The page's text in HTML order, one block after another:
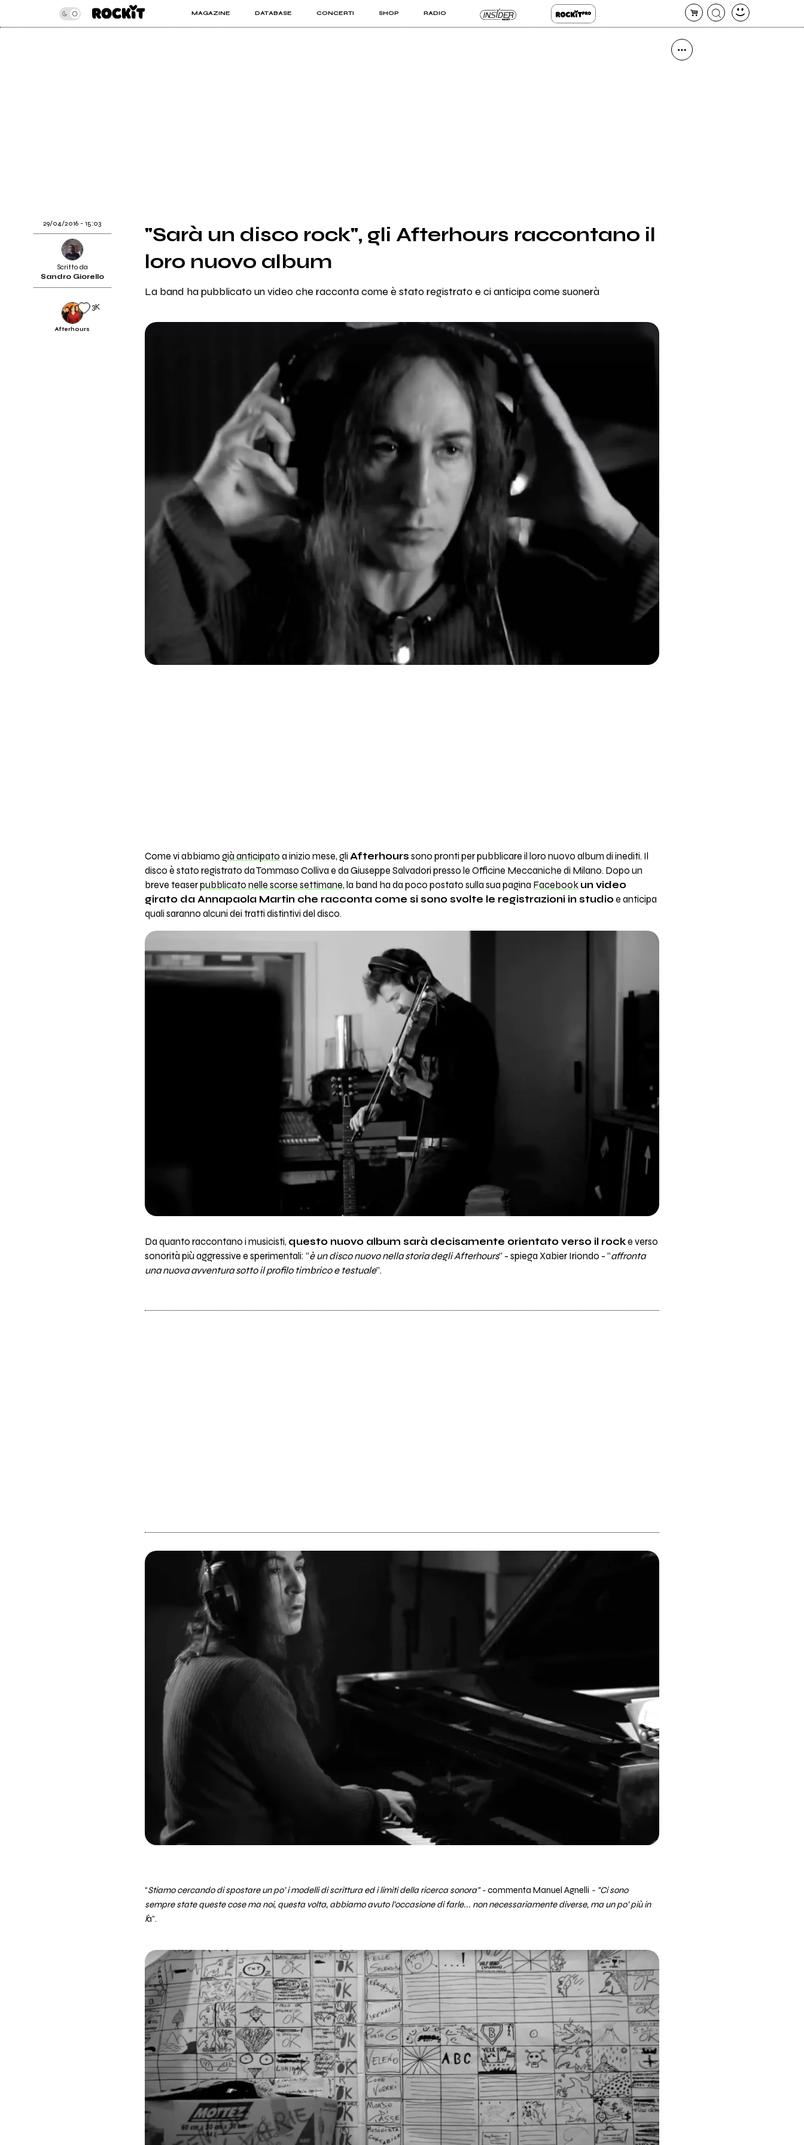
MAGAZINE DATABASE CONCERTI SHOP RADIO
INSIDER ROCKIT PRO
"Sarà un disco rock", gli Afterhours raccontano il
loro nuovo album
La band ha pubblicato un video che racconta come è stato registrato e ci anticipa come suonerà
29/04/2016 - 15:03
Scritto da
Sandro Giorello
Afterhours
3K
Come vi abbiamo già anticipato a inizio mese, gli Afterhours sono pronti per pubblicare il loro nuovo album di inediti. Il
disco è stato registrato da Tommaso Colliva e da Giuseppe Salvadori presso le Officine Meccaniche di Milano. Dopo un
breve teaserpubblicato nelle scorse settimane, la band ha da poco postato sulla sua pagina Facebook un video
girato da Annapaola Martin che racconta come si sono svolte le registrazioni in studioe anticipa
quali saranno alcuni dei tratti distintivi del disco.
Da quanto raccontano i musicisti, questo nuovo album sarà decisamente orientato verso il rocke verso
sonorità più aggressive e sperimentali: “è un disco nuovo nella storia degli Afterhours” - spiega Xabier Iriondo - “affronta
una nuova avventura sotto il profilo timbrico e testuale”.
“Stiamo cercando di spostare un po’ i modelli di scrittura ed i limiti della ricerca sonora" -commenta Manuel Agnelli - "Ci sono
sempre state queste cose ma noi, questa volta, abbiamo avuto l’occasione di farle... non necessariamente diverse, ma un po’ più in
là”.